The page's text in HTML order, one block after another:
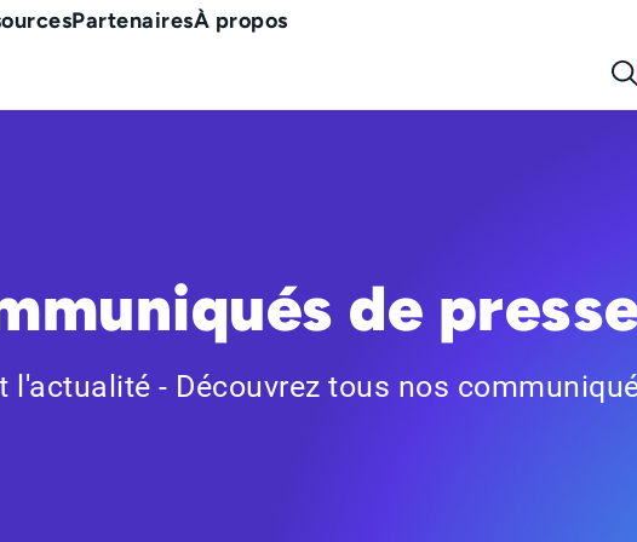
PartenairesÀ propos
de
l'actualité - Découvrez tous nos